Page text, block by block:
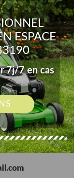
ESPACE
7j/7 en cas